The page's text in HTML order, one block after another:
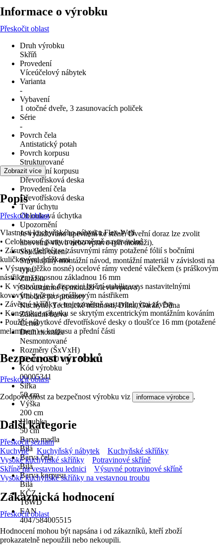
Informace o výrobku
Přeskočit oblast
Druh výrobku
Skříň
Provedení
Víceúčelový nábytek
Varianta
-
Vybavení
1 otočné dveře, 3 zasunovacích poliček
Série
-
Povrch čela
Antistatický potah
Povrch korpusu
Strukturované
Provedení korpusu
Dřevotřísková deska
Provedení čela
Dřevotřísková deska
Tvar úchytu
Oblouková úchytka
Upozornění
Je vyžadováno upevnění ke stěně. Dveřní doraz lze zvolit
libovolně vlevo nebo vpravo (při montáži).
Součástí balení
Smysluplný montážní návod, montážní materiál v závislosti na
typu.
Zarážka
Oboustranné (s montáží vlevo/vpravo)
Vhodné pro prostory
Kuchyně, Technické místnosti, Dílna, Garáž, Dílna
Základní barva
Černá
Druh montáže
Nesmontované
Rozměry (ŠxVxH)
50 cm x 200 cm x 50 cm
Kód výrobku
00005341
Šířka
50 cm
Výška
200 cm
Hloubka
50 cm
Barva madla
Bílá
Barva čela
Bílá
Barva korpusu
Bílá
KČZ
T6WD
EAN
4047584005515
Zobrazit více
Popis
Přeskočit oblast
Vlastnosti kuchyňského nábytku Flex-Well
• Celokovové panty trojrozměrně nastavitelné
• Zásuvky (lehké) se zásuvnými rámy potažené fólií s bočními
kuličkovými drážkami
• Výsuvy (těžko nosné) ocelové rámy vedené válečkem (s práškovým
nástřikem) s nosnou základnou 16 mm
• K výsuvům je k dispozici boční stabilizace s nastavitelnými
kovovými tyčemi s práškovým nástřikem
• Závěsné skříňky s trojrozměrně nastavitelnými závěsy
• Konstrukce nábytku se skrytým excentrickým montážním kováním
• Použití nábytkové dřevotřískové desky o tloušťce 16 mm (potažené
melaminem) v korpusu a přední části
Bezpečnost výrobků
Přeskočit oblast
Zodpovědnost za bezpečnost výrobku viz informace výrobce .
Další kategorie
Přeskočit seznam
Kuchyně
Kuchyňský nábytek
Kuchyňské skříňky
Vysoké kuchyňské skříňky
Potravinové skříně
Skříně na vestavnou lednici
Výsuvné potravinové skříně
Vysoké kuchyňské skříňky na vestavnou troubu
Zákaznická hodnocení
Přeskočit oblast
Hodnocení mohou být napsána i od zákazníků, kteří zboží
prokazatelně nepoužili nebo nekoupili.